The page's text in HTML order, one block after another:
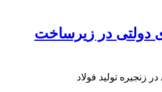
دولتی در زیرساخت
زنجیره تولید فولاد